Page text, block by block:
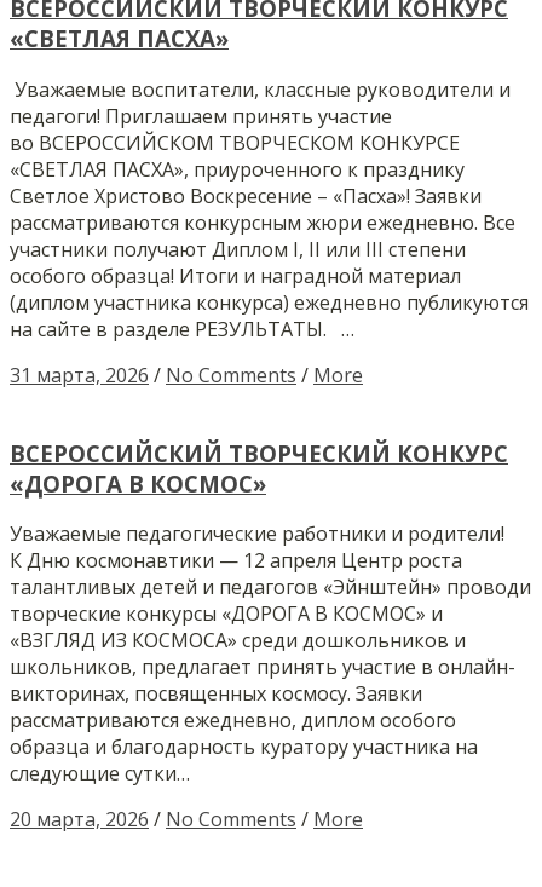
ВСЕРОССИЙСКИЙ ТВОРЧЕСКИЙ КОНКУРС
«СВЕТЛАЯ ПАСХА»
Уважаемые воспитатели, классные руководители и
педагоги! Приглашаем принять участие
во ВСЕРОССИЙСКОМ ТВОРЧЕСКОМ КОНКУРСЕ
«СВЕТЛАЯ ПАСХА», приуроченного к празднику
Светлое Христово Воскресение – «Пасха»! Заявки
рассматриваются конкурсным жюри ежедневно. Все
участники получают Диплом I, II или III степени
особого образца! Итоги и наградной материал
(диплом участника конкурса) ежедневно публикуются
на сайте в разделе РЕЗУЛЬТАТЫ. …
31 марта, 2026 / No Comments / More
ВСЕРОССИЙСКИЙ ТВОРЧЕСКИЙ КОНКУРС
«ДОРОГА В КОСМОС»
Уважаемые педагогические работники и родители!
К Дню космонавтики — 12 апреля Центр роста
талантливых детей и педагогов «Эйнштейн» проводи
творческие конкурсы «ДОРОГА В КОСМОС» и
«ВЗГЛЯД ИЗ КОСМОСА» среди дошкольников и
школьников, предлагает принять участие в онлайн-
викторинах, посвященных космосу. Заявки
рассматриваются ежедневно, диплом особого
образца и благодарность куратору участника на
следующие сутки…
20 марта, 2026 / No Comments / More